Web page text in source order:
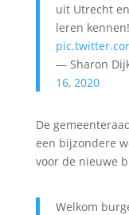
uit Utrecht
leren
— Sharon
16, 2020
De
een bijzondere
voor de nieuwe
Welkom